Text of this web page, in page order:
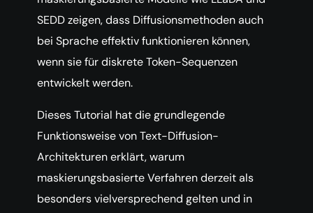
SEDD zeigen, dass Diffusionsmethoden auch
bei Sprache effektiv funktionieren können,
wenn sie für diskrete Token-Sequenzen
entwickelt werden.
Dieses Tutorial hat die grundlegende
Funktionsweise von Text-Diffusion-
Architekturen erklärt, warum
maskierungsbasierte Verfahren derzeit als
besonders vielversprechend gelten und in